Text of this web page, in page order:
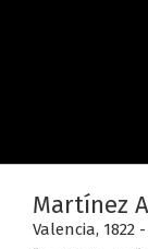
Martínez
Valencia, 1822